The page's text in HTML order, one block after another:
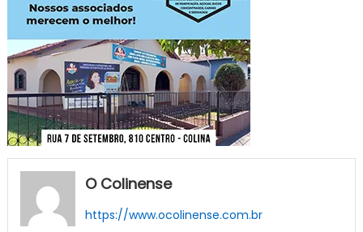
O Colinense
https://www.ocolinense.com.br